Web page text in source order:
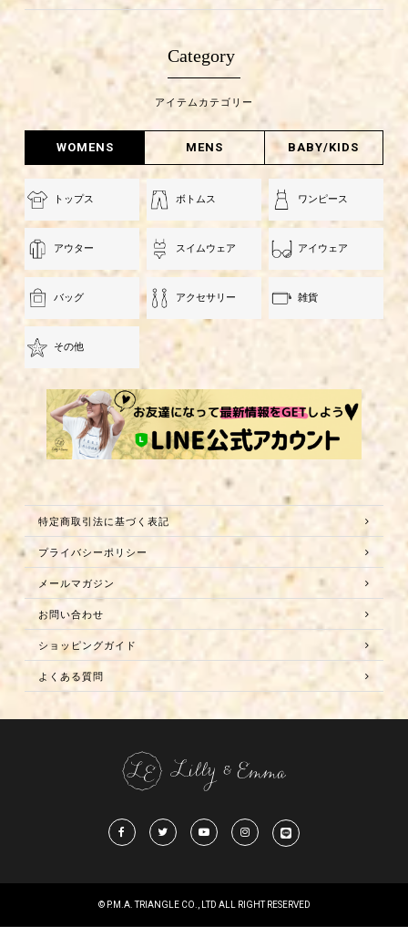
Category
アイテムカテゴリー
WOMENS MENS BABY/KIDS
トップス ボトムス ワンピース
アウター スイムウェア アイウェア
バッグ アクセサリー 雑貨
その他
特定商取引法に基づく表記
プライバシーポリシー
メールマガジン
お問い合わせ
ショッピングガイド
よくある質問
© P.M.A. TRIANGLE CO., LTD ALL RIGHT RESERVED